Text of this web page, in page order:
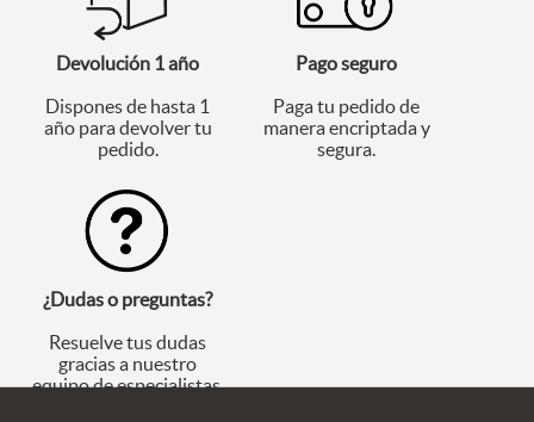
Devolución 1 año
Dispones de hasta 1
año para devolver tu
pedido.
Pago seguro
Paga tu pedido de
manera encriptada y
segura.
¿Dudas o preguntas?
Resuelve tus dudas
gracias a nuestro
equipo de especialistas.